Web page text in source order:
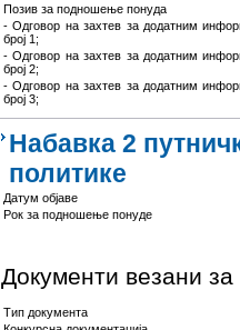
Позив за подношење понуда
- Одговор на захтев за додатним
број 1;
- Одговор на захтев за додатним
број 2;
- Одговор на захтев за додатним
број 3;
Набавка 2
политике
Датум објаве
Рок за подношење понуде
Документи везани за
Тип документа